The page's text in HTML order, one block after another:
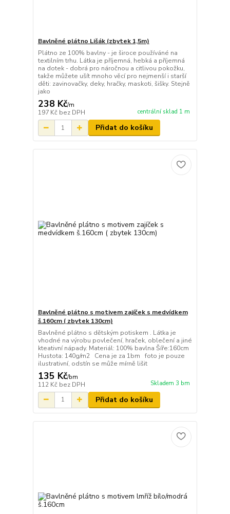
Bavlněné plátno Lišák (zbytek 1,5m)
Plátno ze 100% bavlny - je široce používáné na
textilním trhu. Látka je příjemná, hebká a příjemná
na dotek - dobrá pro náročnou a citlivou pokožku,
takže můžete ušít mnoho věcí pro nejmenší i starší
děti: zavinovačky, deky, hračky, maskoti, šišky. Stejně
jako
238 Kč/m
197 Kč bez DPH centrální sklad 1 m
Přidat do košíku
Bavlněné plátno s motivem zajíček s medvídkem
š.160cm ( zbytek 130cm)
Bavlněné plátno s dětským potiskem . Látka je
vhodné na výrobu povlečení, hraček, oblečení a jiné
kteativní nápady. Materiál: 100% bavlna Šíře:160cm
Hustota: 140g/m2 Cena je za 1bm foto je pouze
ilustrativní, odstín se může mírně lišit
135 Kč/bm
112 Kč bez DPH Skladem 3 bm
Přidat do košíku